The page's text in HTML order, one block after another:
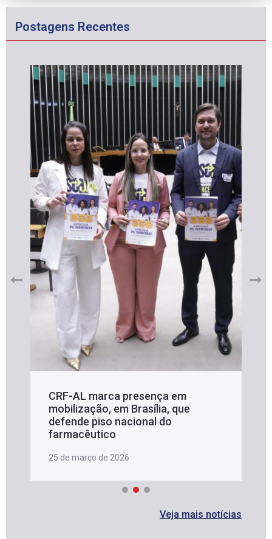
Postagens Recentes
CRF-AL marca presença em
mobilização, em Brasília, que
defende piso nacional do
farmacêutico
25 de março de 2026
Veja mais notícias